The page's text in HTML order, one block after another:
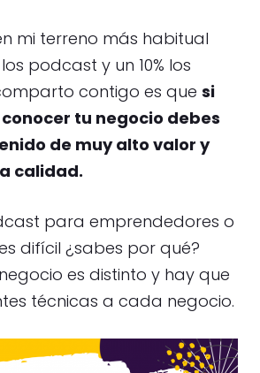
mi terreno más habitual
podcast y un 10% los
contigo es que si
tu negocio debes
de muy alto valor y
calidad.
para emprendedores o
difícil ¿sabes por qué?
es distinto y hay que
técnicas a cada negocio.